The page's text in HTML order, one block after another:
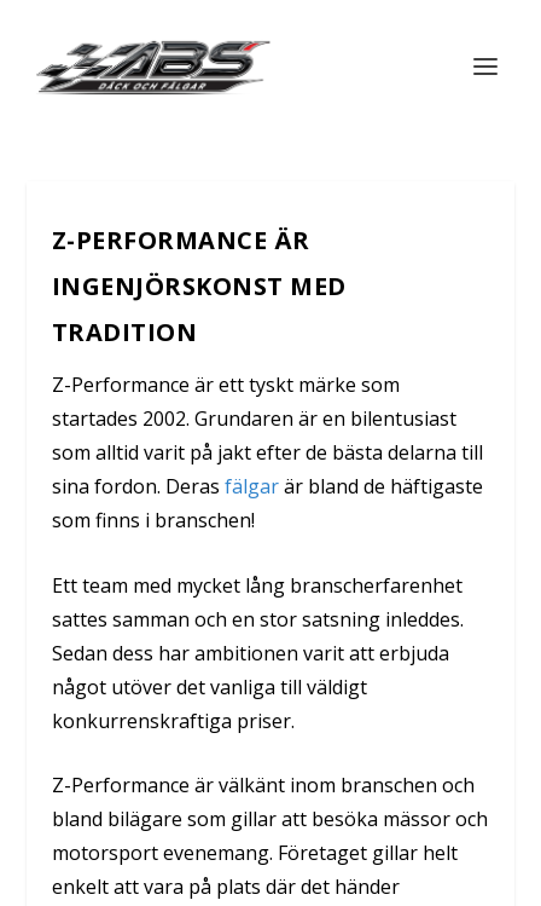
Z-PERFORMANCE ÄR
INGENJÖRSKONST MED
TRADITION
Z-Performance är ett tyskt märke som
startades 2002. Grundaren är en bilentusiast
som alltid varit på jakt efter de bästa delarna till
sina fordon. Deras fälgarär bland de häftigaste
som finns i branschen!
Ett team med mycket lång branscherfarenhet
sattes samman och en stor satsning inleddes.
Sedan dess har ambitionen varit att erbjuda
något utöver det vanliga till väldigt
konkurrenskraftiga priser.
Z-Performance är välkänt inom branschen och
bland bilägare som gillar att besöka mässor och
motorsport evenemang. Företaget gillar helt
enkelt att vara på plats där det händer